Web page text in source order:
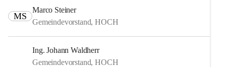
MS
Marco Steiner
Gemeindevorstand, HOCH
Ing. Johann Waldherr
Gemeindevorstand, HOCH